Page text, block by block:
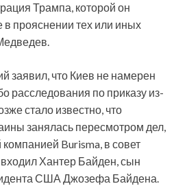
Трампа, которой он
в прояснении тех или иных
заявил, что Киев не намерен
расследования по приказу из-
стало известно, что
занялась пересмотром дел,
Burisma, в совет
Хантер Байден, сын
США Джозефа Байдена.